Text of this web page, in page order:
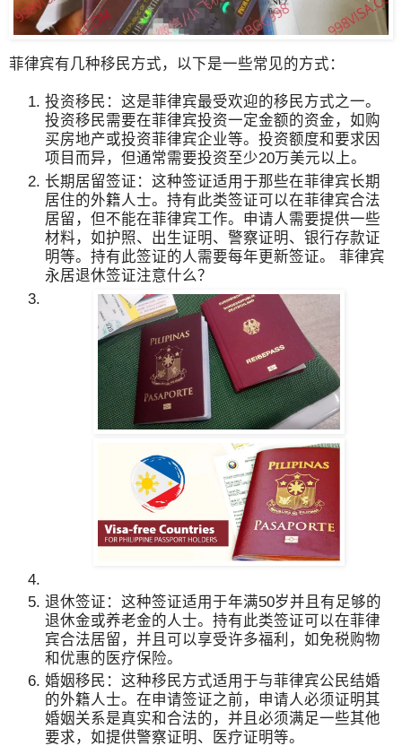
菲律宾有几种移民方式，以下是一些常见的方式：
投资移民：这是菲律宾最受欢迎的移民方式之一。
投资移民需要在菲律宾投资一定金额的资金，如购
买房地产或投资菲律宾企业等。投资额度和要求因
项目而异，但通常需要投资至少20万美元以上。
长期居留签证：这种签证适用于那些在菲律宾长期
居住的外籍人士。持有此类签证可以在菲律宾合法
居留，但不能在菲律宾工作。申请人需要提供一些
材料，如护照、出生证明、警察证明、银行存款证
明等。持有此签证的人需要每年更新签证。 菲律宾
永居退休签证注意什么？
退休签证：这种签证适用于年满50岁并且有足够的
退休金或养老金的人士。持有此类签证可以在菲律
宾合法居留，并且可以享受许多福利，如免税购物
和优惠的医疗保险。
婚姻移民：这种移民方式适用于与菲律宾公民结婚
的外籍人士。在申请签证之前，申请人必须证明其
婚姻关系是真实和合法的，并且必须满足一些其他
要求，如提供警察证明、医疗证明等。